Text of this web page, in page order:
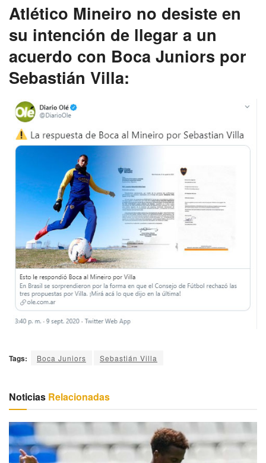
Atlético Mineiro no desiste en
su intención de llegar a un
acuerdo con Boca Juniors por
Sebastián Villa:
Tags: Boca Juniors Sebastián Villa
Noticias Relacionadas